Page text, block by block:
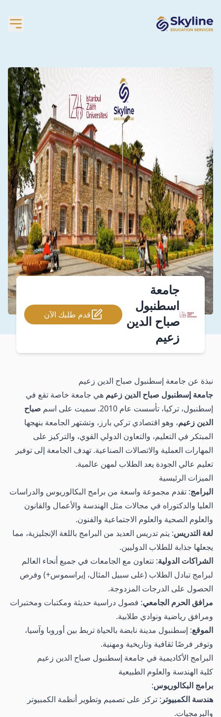
جامعة
اسطنبول
صباح الدين
زعيم
قدم طلبك الآن
نبذة عن جامعة إسطنبول صباح الدين زعيم
جامعة إسطنبول صباح الدين زعيم هي جامعة خاصة تقع في
إسطنبول، تركيا، تأسست عام 2010. سميت على اسم
صباح
الدين زعيم، وهو اقتصادي تركي بارز، وتشتهر الجامعة بنهجها
المبتكر في التعليم، والتعاون الدولي القوي، والتركيز على
المهارات العملية والاتصالات الصناعية. تهدف الجامعة إلى توفير
تعليم عالي الجودة يعد الطلاب لمهن عالمية.
الميزات الرئيسية
البرامج: تقدم مجموعة واسعة من برامج البكالوريوس والدراسات
العليا والدكتوراه في مجالات مثل الهندسة والأعمال والقانون
والعلوم الصحية والعلوم الاجتماعية والفنون.
لغة التدريس: يتم تدريس العديد من البرامج باللغة الإنجليزية، مما
يجعلها جذابة للطلاب الدوليين.
الشراكات الدولية: تتعاون مع الجامعات في جميع أنحاء العالم
لبرامج تبادل الطلاب (على سبيل المثال، إيراسموس+) وفرص
الحصول على الدرجات المزدوجة.
مرافق الحرم الجامعي: فصول دراسية حديثة ومكتبات ومختبرات
ومرافق رياضية ونوادي طلابية.
الموقع: إسطنبول مدينة نابضة بالحياة تربط بين أوروبا وآسيا،
وتوفر فرصًا ثقافية وتاريخية ومهنية.
البرامج الأكاديمية في جامعة إسطنبول صباح الدين زعيم
كلية الهندسة والعلوم الطبيعية
برامج البكالوريوس:
هندسة الكمبيوتر : تركز على تصميم وتطوير أنظمة الكمبيوتر
والبرمجيات.